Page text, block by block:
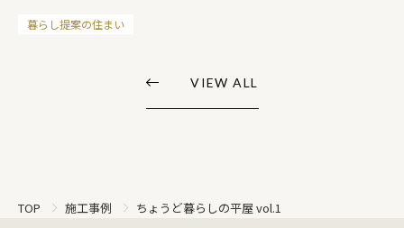
暮らし提案の住まい
VIEW ALL
TOP 施工事例 ちょうど暮らしの平屋 vol.1